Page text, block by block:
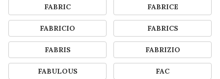
FABRIC FABRICE
FABRICIO FABRICS
FABRIS FABRIZIO
FABULOUS FAC